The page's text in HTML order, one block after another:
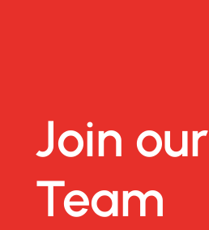
Join our
Team